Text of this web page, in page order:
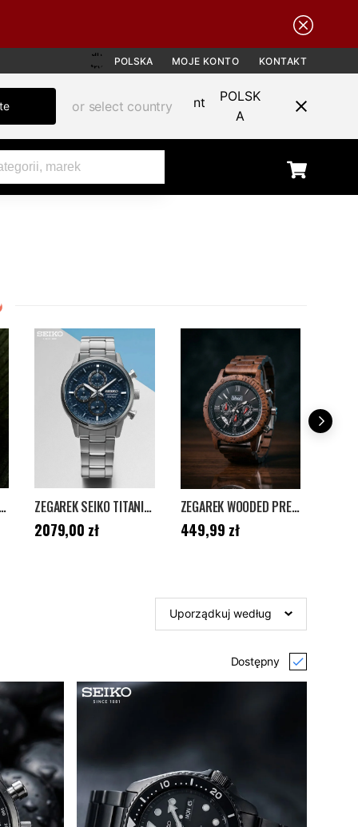
POLSKA MOJE KONTO KONTAKT
or select country
POLSK
A
- SREBRNY/ZIELONY
ZEGAREK SEIKO TITANIUM - SZARY/NIEBIESKI
Cena:2079,00 zł
2079,00 zł
ZEGAREK WOODED PREMIUM WALNUT - BRĄZOWY
Cena: 449,99 zł
449,99 zł
Uporządkuj według
Dostępny